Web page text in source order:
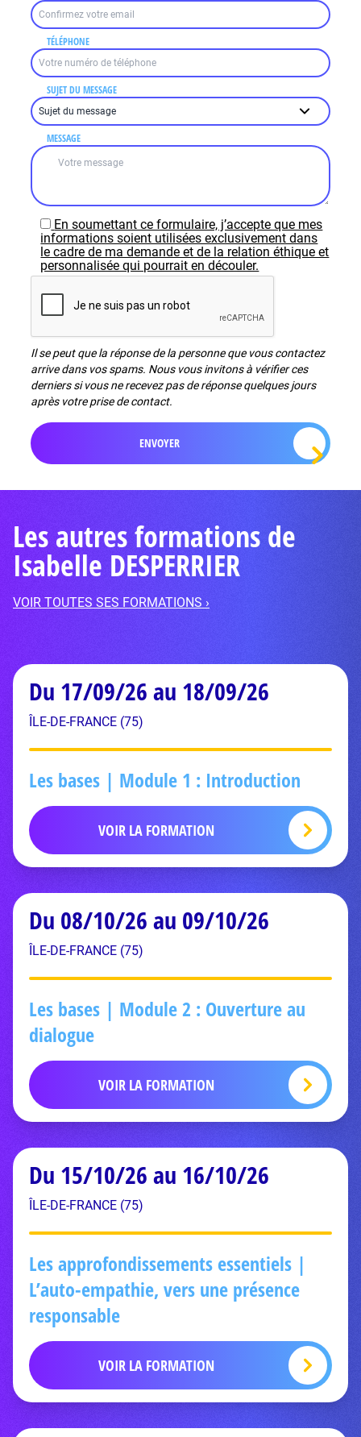
TÉLÉPHONE
SUJET DU MESSAGE
MESSAGE
En soumettant ce formulaire, j’accepte que mes
informations soient utilisées exclusivement dans
le cadre de ma demande et de la relation éthique et
personnalisée qui pourrait en découler.
Il se peut que la réponse de la personne que vous contactez
arrive dans vos spams. Nous vous invitons à vérifier ces
derniers si vous ne recevez pas de réponse quelques jours
après votre prise de contact.
Les autres formations de
Isabelle DESPERRIER
VOIR TOUTES SES FORMATIONS ›
Du 17/09/26 au 18/09/26
ÎLE-DE-FRANCE (75)
Les bases | Module 1 : Introduction
VOIR LA FORMATION
Du 08/10/26 au 09/10/26
ÎLE-DE-FRANCE (75)
Les bases | Module 2 : Ouverture au
dialogue
VOIR LA FORMATION
Du 15/10/26 au 16/10/26
ÎLE-DE-FRANCE (75)
Les approfondissements essentiels |
L’auto-empathie, vers une présence
responsable
VOIR LA FORMATION